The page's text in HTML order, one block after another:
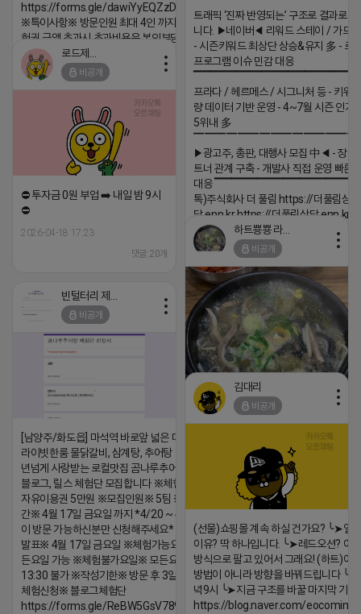
https://forms.gle/dawiYyEQZzDdqf8W8
※특이사항※ 방문인원 최대 4인 까지 가능 체
험권 금액 초과시 초과비용은 본인부담입니다.
2026-04-18 17:12
트래픽 ‘진짜 반영되는’ 구조로 결과로
니다. ▶네이버◀ 리워드 스테이 / 가드 /
- 시즌키워드 최상단 상승&유지 多 - 로
프로그램 이슈 민감 대응
▔▔▔▔▔▔▔▔▔▔▔▔▔▔▔▔▔▔ ▶
프라다 / 헤르메스 / 시그니처 등 - 키워
량 데이터 기반 운영 - 4~7월 시즌 인기
5위내 多
▶광고주, 총판, 대행사 모집 中◀ - 장기
트너 관계 구축 - 개발사 직접 운영 빠른
대응
톡)주식회사 더 풀림 https://더풀림상
담.enn.kr https://더풀림상담.enn.kr
2026-04-18 17:26
비공개
⛔️ 투자금 0원 부업 ➡️ 내일 밤 9시
⛔️
2026-04-18 17:23
댓글:20개
하트뿅뿅 라이언
비공개
https://m.blog.naver.com/
2026-04-18 17:23
비공개
[남양주/화도읍] 마석역 바로앞 넓은 매장과, 프
라이빗한룸 물닭갈비, 삼계탕, 추어탕 맛집 10
년넘게 사랑받는 로컬맛집 곰나루추어탕에서
블로그, 릴스 체험단 모집합니다 ※체험메뉴※
자유이용권 5만원 ※모집인원※ 5팀 ※모집기
간※ 4월 17일 금요일 까지 *4/20 ~ 4/26 사
이 방문 가능하신분만 신청해주세요* ※체험단
발표※ 4월 17일 금요일 ※체험가능요일※ 모
든요일 가능 ※체험불가요일※ 모든요일 12 ~
13:30 불가 ※작성기한※ 방문 후 3일 이내 ※
체험신청※ 블로그체험단
https://forms.gle/ReBW5GsV789ur2Pz6
김대리
비공개
(선물)쇼핑몰 계속 하실 건가요? ╰➤열
이유? 딱 하나입니다. ╰➤레드오션? 아
방식으로 팔고 있어서 그래요! (하트)이
방법이 아니라 방향을 바꿔드립니다
녁9시 ╰➤지금 구조를 바꿀 마지막 기회
https://blog.naver.com/eocomim/